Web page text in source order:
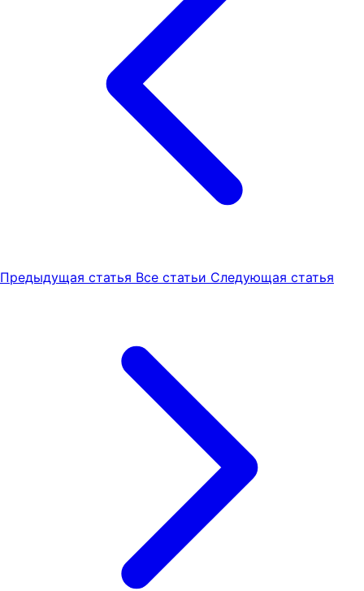
Предыдущая статья Все статьи Следующая статья